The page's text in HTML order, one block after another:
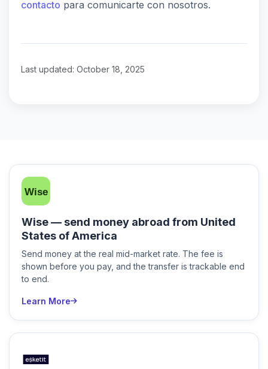
contacto para comunicarte con nosotros.
Last updated: October 18, 2025
Wise — send money abroad from United
States of America
Send money at the real mid-market rate. The fee is
shown before you pay, and the transfer is trackable end
to end.
Learn More